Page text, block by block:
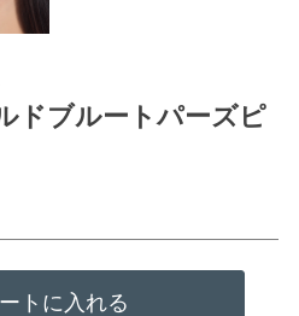
ドブルートパーズピ